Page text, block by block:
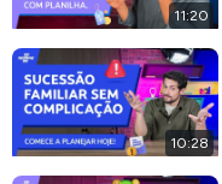
11:20
10:28